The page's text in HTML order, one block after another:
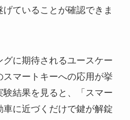
ていることが確認できま
に期待されるユースケー
マートキーへの応用が挙
結果を見ると、「スマー
車に近づくだけで鍵が解錠